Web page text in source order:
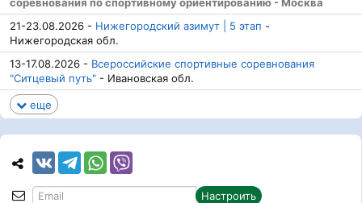
21-23.08.2026 - Нижегородский азимут | 5 этап -
Нижегородская обл.
13-17.08.2026 - Всероссийские спортивные соревнования
"Ситцевый путь" - Ивановская обл.
еще
Настроить